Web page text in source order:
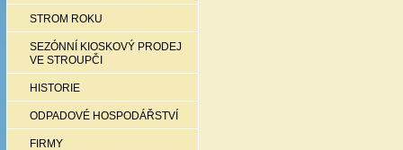
STROM ROKU
SEZÓNNÍ KIOSKOVÝ PRODEJ
VE STROUPČI
HISTORIE
ODPADOVÉ HOSPODÁŘSTVÍ
FIRMY